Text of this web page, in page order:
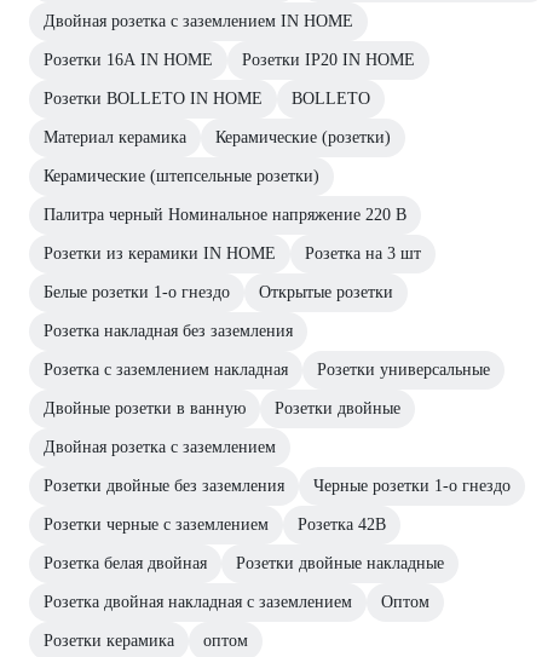
Двойная розетка с заземлением IN HOME
Розетки 16А IN HOME Розетки IP20 IN HOME
Розетки BOLLETO IN HOME BOLLETO
Материал керамика Керамические (розетки)
Керамические (штепсельные розетки)
Палитра черный Номинальное напряжение 220 В
Розетки из керамики IN HOME Розетка на 3 шт
Белые розетки 1-о гнездо Открытые розетки
Розетка накладная без заземления
Розетка с заземлением накладная Розетки универсальные
Двойные розетки в ванную Розетки двойные
Двойная розетка с заземлением
Розетки двойные без заземления Черные розетки 1-о гнездо
Розетки черные с заземлением Розетка 42В
Розетка белая двойная Розетки двойные накладные
Розетка двойная накладная с заземлением Оптом
Розетки керамика оптом